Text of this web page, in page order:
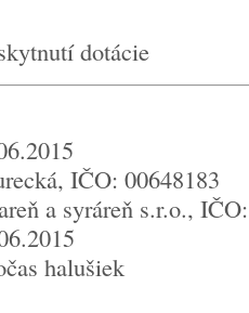
dotácie
IČO: 00648183
a syráreň s.r.o.,
halušiek